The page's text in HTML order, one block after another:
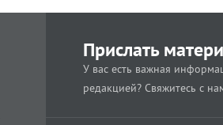
Прислать
У вас есть важная
редакцией? Свяжитесь с